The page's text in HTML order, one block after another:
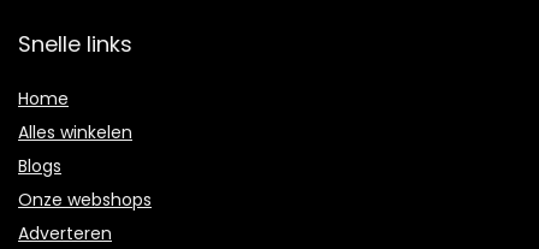
Snelle links
Home
Alles winkelen
Blogs
Onze webshops
Adverteren